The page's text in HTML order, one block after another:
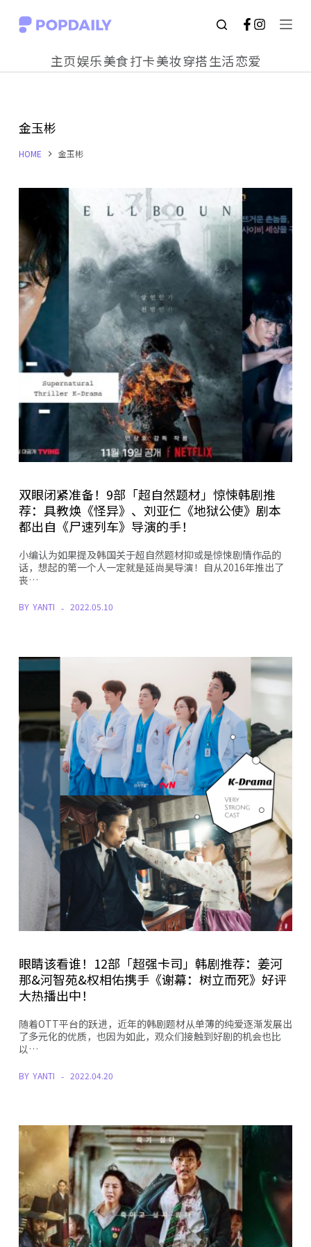
S
o
c
t
n
t
主页娱乐美食打卡美妆穿搭生活恋爱
金玉彬
HOME 金玉彬
双眼闭紧准备！9部「超自然题材」惊悚韩剧推
荐：具教焕《怪异》、刘亚仁《地狱公使》剧本
都出自《尸速列车》导演的手！
小编认为如果提及韩国关于超自然题材抑或是惊悚剧情作品的
话，想起的第一个人一定就是延尚昊导演！自从2016年推出了
丧…
BY YANTI 2022.05.10
眼睛该看谁！12部「超强卡司」韩剧推荐：姜河
那&河智苑&权相佑携手《谢幕：树立而死》好评
大热播出中！
随着OTT平台的跃进，近年的韩剧题材从单薄的纯爱逐渐发展出
了多元化的优质，也因为如此，观众们接触到好剧的机会也比
以…
BY YANTI 2022.04.20